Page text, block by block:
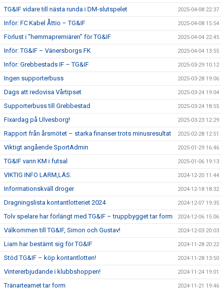
TG&IF vidare till nästa runda i DM-slutspelet 2025-04-08 22:37
Inför: FC Kabel Åttio – TG&IF 2025-04-08 15:54
Förlust i ”hemmapremiären” för TG&IF 2025-04-04 22:45
Inför: TG&IF – Vänersborgs FK 2025-04-04 13:55
Inför: Grebbestads IF – TG&IF 2025-03-29 10:12
Ingen supporterbuss 2025-03-28 19:06
Dags att redovisa Vårtipset 2025-03-24 19:04
Supporterbuss till Grebbestad 2025-03-24 18:55
Fixardag på Ulvesborg! 2025-03-23 12:29
Rapport från årsmötet – starka finanser trots minusresultat 2025-02-28 12:51
Viktigt angående SportAdmin 2025-01-29 16:46
TG&IF vann KM i futsal 2025-01-06 19:13
VIKTIG INFO LARM,LÄS. 2024-12-20 11:44
Informationskväll droger 2024-12-18 18:32
Dragningslista kontantlotteriet 2024 2024-12-07 19:35
Tolv spelare har förlängt med TG&IF – truppbygget tar form 2024-12-06 15:06
Välkommen till TG&IF, Simon och Gustav! 2024-12-03 20:03
Liam har bestämt sig för TG&IF 2024-11-28 20:22
Stöd TG&IF – köp kontantlotten! 2024-11-28 13:50
Vintererbjudande i klubbshoppen! 2024-11-24 19:01
Tränarteamet tar form 2024-11-21 19:46